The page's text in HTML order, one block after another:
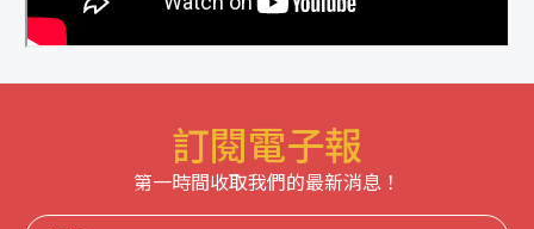
訂閱電子報
第一時間收取我們的最新消息！